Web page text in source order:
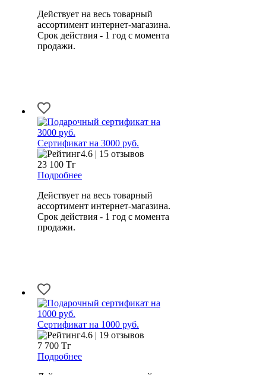
Действует на весь товарный
ассортимент интернет-магазина.
Срок действия - 1 год с момента
продажи.
Сертификат на 3000 руб.
4.6 | 15 отзывов
23 100 Тг
Подробнее
Действует на весь товарный
ассортимент интернет-магазина.
Срок действия - 1 год с момента
продажи.
Сертификат на 1000 руб.
4.6 | 19 отзывов
7 700 Тг
Подробнее